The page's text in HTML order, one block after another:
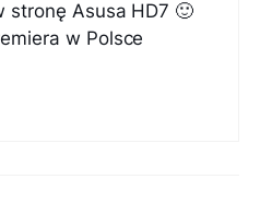
stronę Asusa HD7 🙂
w Polsce